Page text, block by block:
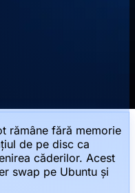
rămâne fără memorie
de pe disc ca
căderilor. Acest
swap pe Ubuntu și